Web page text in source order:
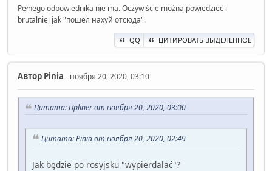
Pełnego odpowiednika nie ma. Oczywiście można powiedzieć i
brutalniej jak "пошёл нахуй отсюда".
QQ ЦИТИРОВАТЬ ВЫДЕЛЕННОЕ
Автор Pinia - ноября 20, 2020, 03:10
Цитата: Upliner от ноября 20, 2020, 03:00
Цитата: Pinia от ноября 20, 2020, 02:49
Jak będzie po rosyjsku "wypierdalać"?